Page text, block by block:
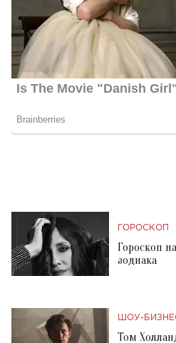
ГОРОСКОП
Гороскоп
зодиака
ШОУ-
Том